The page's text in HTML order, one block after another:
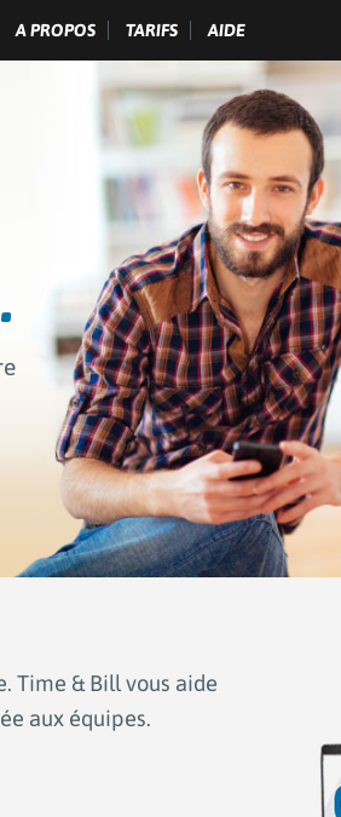
A PROPOS TARIFS AIDE
Time & Bill vous aide
aux équipes.